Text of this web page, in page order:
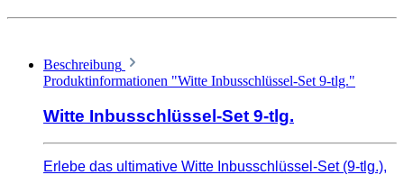
Beschreibung
Produktinformationen "Witte Inbusschlüssel-Set 9-tlg."
Witte Inbusschlüssel-Set 9-tlg.
Erlebe das ultimative Witte Inbusschlüssel-Set (9-tlg.),